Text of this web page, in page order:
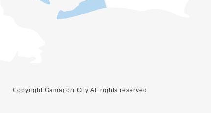
Copyright Gamagori City All rights reserved